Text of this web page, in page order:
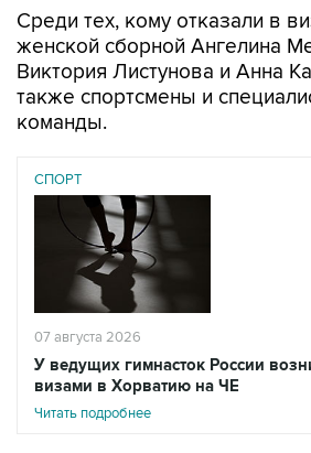
Среди тех, кому отказали в
женской сборной Ангелина
Виктория Листунова и Анна
также спортсмены и
команды.
СПОРТ
07 августа 2026
У ведущих гимнасток России
визами в Хорватию на ЧЕ
Читать подробнее